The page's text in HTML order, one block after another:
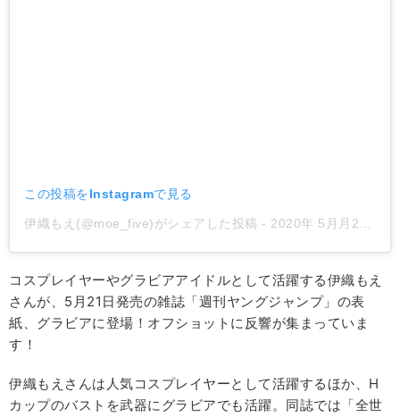
この投稿をInstagramで見る
伊織もえ(@moe_five)がシェアした投稿 - 2020年 5月月20日午前2時10分PDT
コスプレイヤーやグラビアアイドルとして活躍する伊織もえ
さんが、5月21日発売の雑誌「週刊ヤングジャンプ」の表
紙、グラビアに登場！オフショットに反響が集まっていま
す！
伊織もえさんは人気コスプレイヤーとして活躍するほか、H
カップのバストを武器にグラビアでも活躍。同誌では「全世